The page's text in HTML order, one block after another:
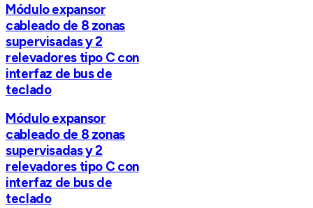
Módulo expansor
cableado de 8 zonas
supervisadas y 2
relevadores tipo C con
interfaz de bus de
teclado
Módulo expansor
cableado de 8 zonas
supervisadas y 2
relevadores tipo C con
interfaz de bus de
teclado